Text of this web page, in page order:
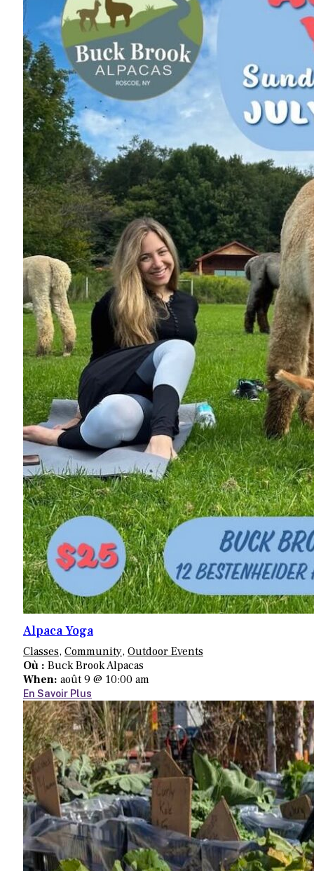
Alpaca Yoga
Classes, Community, Outdoor Events
Où : Buck Brook Alpacas
When: août 9 @ 10:00 am
En Savoir Plus